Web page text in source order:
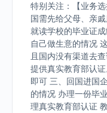
特别关注：【业务
国需先给父母、亲
就读学校的毕业证
自己做生意的情况
且国内没有渠道去
提供真实教育部认
即可 三、回国进国
的情况 办理一份毕
理真实教育部认证